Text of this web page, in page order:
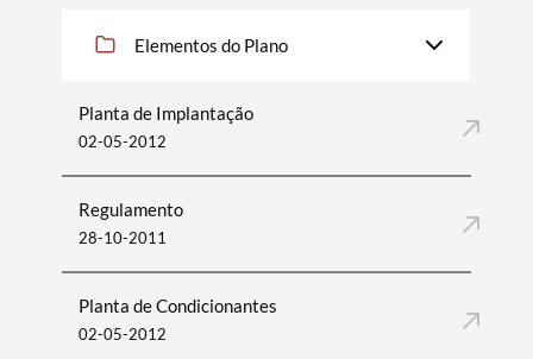
Elementos do Plano
Planta de Implantação
02-05-2012
Regulamento
28-10-2011
Planta de Condicionantes
02-05-2012